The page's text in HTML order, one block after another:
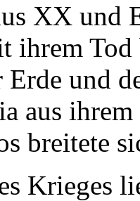
XX und
ihrem
Erde und
aus
breitete
Krieges